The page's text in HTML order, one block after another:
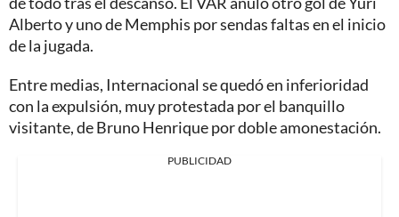
Alberto y uno de Memphis por sendas faltas en el inicio
de la jugada.
Entre medias, Internacional se quedó en inferioridad
con la expulsión, muy protestada por el banquillo
visitante, de Bruno Henrique por doble amonestación.
PUBLICIDAD